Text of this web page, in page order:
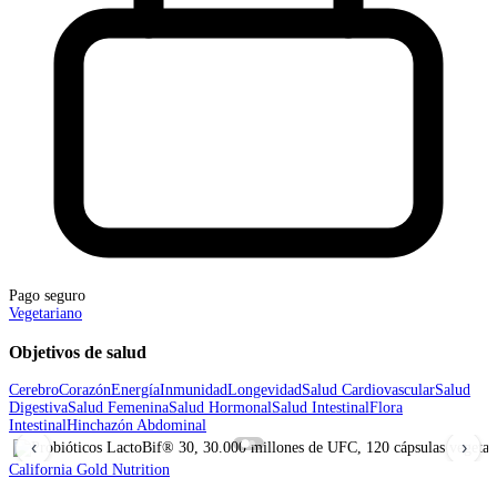
Pago seguro
Vegetariano
Objetivos de salud
CerebroCorazónEnergíaInmunidadLongevidadSalud CardiovascularSalud
DigestivaSalud FemeninaSalud HormonalSalud IntestinalFlora
IntestinalHinchazón Abdominal
‹ ›
California Gold Nutrition